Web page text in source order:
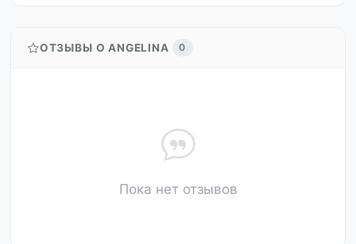
ОТЗЫВЫ О ANGELINA 0
Пока нет отзывов